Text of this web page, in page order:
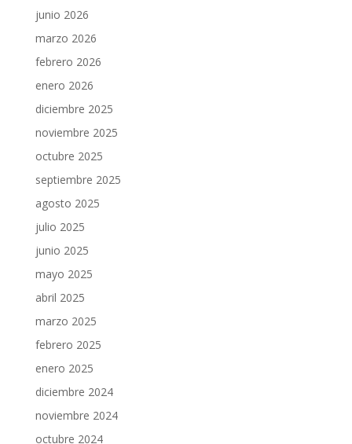
junio 2026
marzo 2026
febrero 2026
enero 2026
diciembre 2025
noviembre 2025
octubre 2025
septiembre 2025
agosto 2025
julio 2025
junio 2025
mayo 2025
abril 2025
marzo 2025
febrero 2025
enero 2025
diciembre 2024
noviembre 2024
octubre 2024